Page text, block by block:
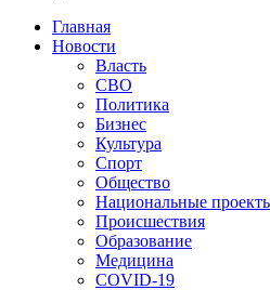
Главная
Новости
Власть
СВО
Политика
Бизнес
Культура
Спорт
Общество
Национальные
Происшествия
Образование
Медицина
COVID-19